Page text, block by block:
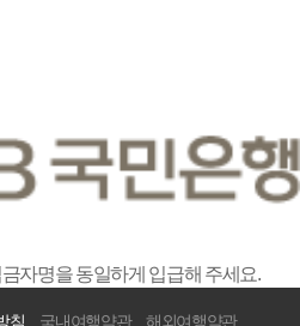
자명을 동일하게 입급해 주세요.
침 국내여행약관 해외여행약관